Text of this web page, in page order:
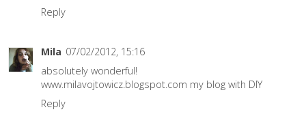
Reply
Mila 07/02/2012, 15:16
absolutely wonderful!
www.milavojtowicz.blogspot.com my blog with DIY
Reply